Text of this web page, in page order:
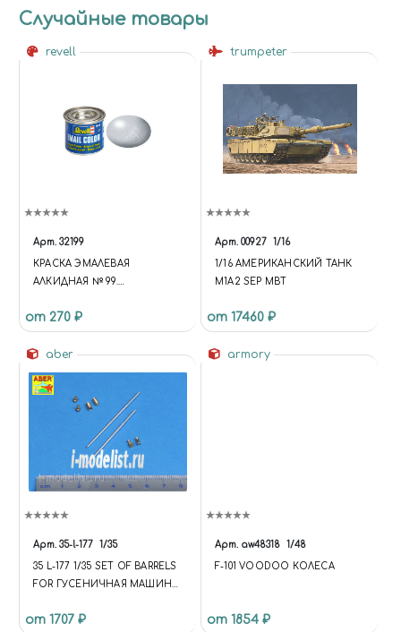
Случайные товары
revell
Арт. 32199
КРАСКА ЭМАЛЕВАЯ
АЛКИДНАЯ № 99.
МЛ.
от 270 ₽
trumpeter
Арт. 00927 1/16
1/16 АМЕРИКАНСКИЙ ТАНК
M1A2 SEP MBT
от 17460 ₽
aber
Арт. 35-l-177 1/35
35 L-177 1/35 SET OF BARRELS
FOR ГУСЕНИЧНАЯ МАШИНА
ОБЪЕКТ 199 - 2 X 2A45 MM, 2
от 1707 ₽
armory
Арт. aw48318 1/48
F-101 VOODOO КОЛЕСА
от 1854 ₽